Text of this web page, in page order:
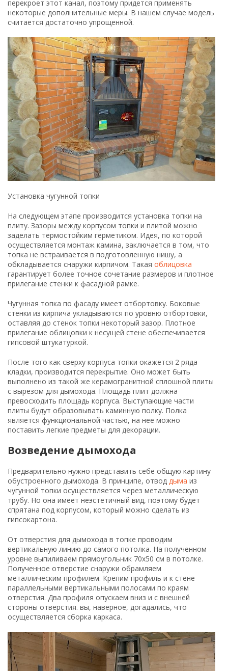
Установка чугунной топки
На следующем этапе производится установка топки на
плиту. Зазоры между корпусом топки и плитой можно
заделать термостойким герметиком. Идея, по которой
осуществляется монтаж камина, заключается в том, что
топка не встраивается в подготовленную нишу, а
обкладывается снаружи кирпичом. Такаяоблицовка
гарантирует более точное сочетание размеров и плотное
прилегание стенки к фасадной рамке.
Чугунная топка по фасаду имеет отбортовку. Боковые
стенки из кирпича укладываются по уровню отбортовки,
оставляя до стенок топки некоторый зазор. Плотное
прилегание облицовки к несущей стене обеспечивается
гипсовой штукатуркой.
После того как сверху корпуса топки окажется 2 ряда
кладки, производится перекрытие. Оно может быть
выполнено из такой же керамогранитной сплошной плиты
с вырезом для дымохода. Площадь плит должна
превосходить площадь корпуса. Выступающие части
плиты будут образовывать каминную полку. Полка
является функциональной частью, на нее можно
поставить легкие предметы для декорации.
Возведение дымохода
обустроенного дымохода. В принципе, отвод дымаиз
чугунной топки осуществляется через металлическую
трубу. Но она имеет неэстетичный вид, поэтому будет
спрятана под корпусом, который можно сделать из
гипсокартона.
От отверстия для дымохода в топке проводим
вертикальную линию до самого потолка. На полученном
уровне выпиливаем прямоугольник 70х50 см в потолке.
Полученное отверстие снаружи обрамляем
металлическим профилем. Крепим профиль и к стене
параллельными вертикальными полосами по краям
отверстия. Два профиля опускаем вниз и с внешней
стороны отверстия. вы, наверное, догадались, что
Строительство дымохода
идет от топки и входит в чердачное помещение, вторая –
от чердака на улицу, а третья обеспечивает нужную
высоту дымохода.